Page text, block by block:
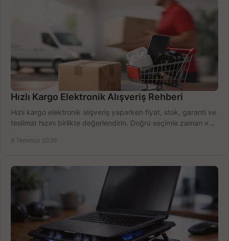
Hızlı Kargo Elektronik Alışveriş Rehberi
Hızlı kargo elektronik alışveriş yaparken fiyat, stok, garanti ve
teslimat hızını birlikte değerlendirin. Doğru seçimle zaman ve
8 Temmuz 2026